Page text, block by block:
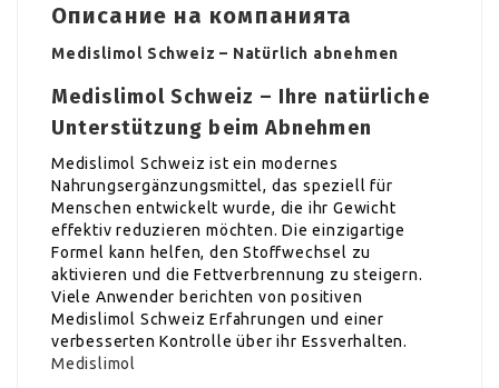
Описание на компанията
Medislimol Schweiz – Natürlich abnehmen
Medislimol Schweiz – Ihre natürliche
Unterstützung beim Abnehmen
Medislimol Schweiz ist ein modernes
Nahrungsergänzungsmittel, das speziell für
Menschen entwickelt wurde, die ihr Gewicht
effektiv reduzieren möchten. Die einzigartige
Formel kann helfen, den Stoffwechsel zu
aktivieren und die Fettverbrennung zu steigern.
Viele Anwender berichten von positiven
Medislimol Schweiz Erfahrungen und einer
verbesserten Kontrolle über ihr Essverhalten.
Medislimol